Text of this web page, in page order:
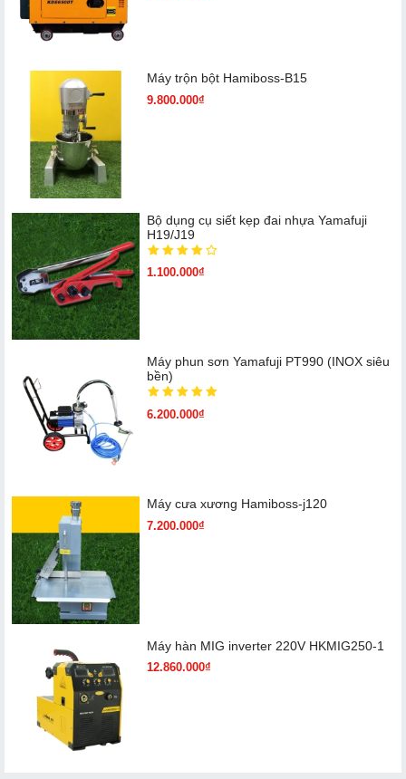
Máy trộn bột Hamiboss-B15
9.800.000₫
Bộ dụng cụ siết kẹp đai nhựa Yamafuji
H19/J19
1.100.000₫
Máy phun sơn Yamafuji PT990 (INOX siêu
bền)
6.200.000₫
Máy cưa xương Hamiboss-j120
7.200.000₫
Máy hàn MIG inverter 220V HKMIG250-1
12.860.000₫